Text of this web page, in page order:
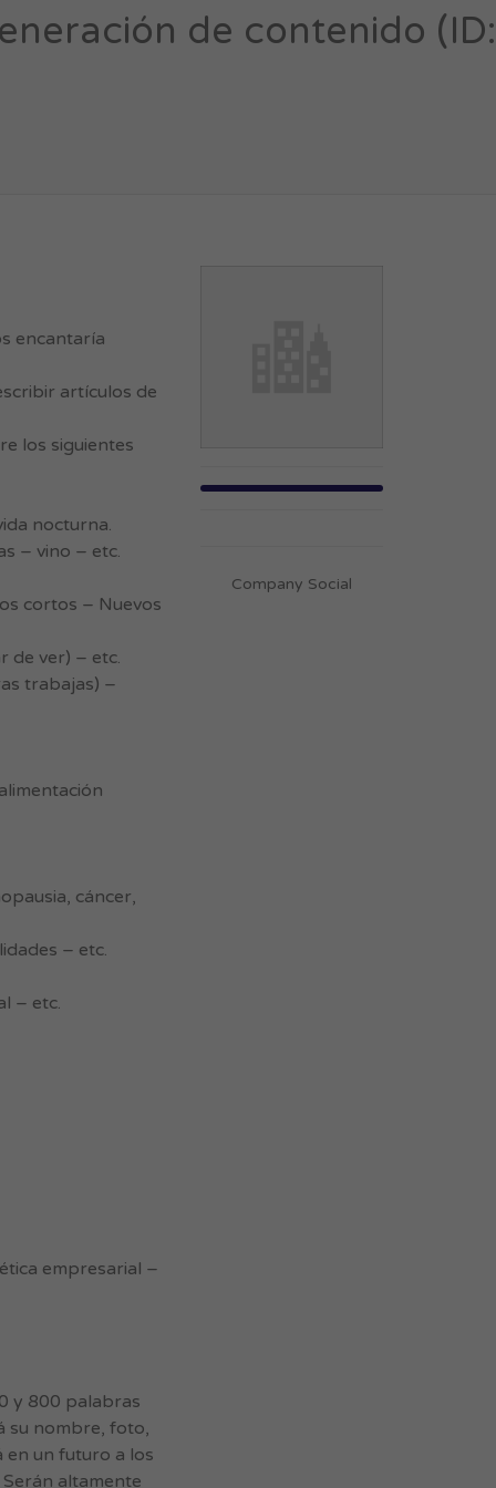
de contenido (ID:
encantaría
artículos de
los siguientes
nocturna.
– vino – etc.
cortos – Nuevos
de ver) – etc.
trabajas) –
cáncer,
– etc.
– etc.
empresarial –
y 800 palabras
su nombre, foto,
en un futuro a los
altamente
Company Social